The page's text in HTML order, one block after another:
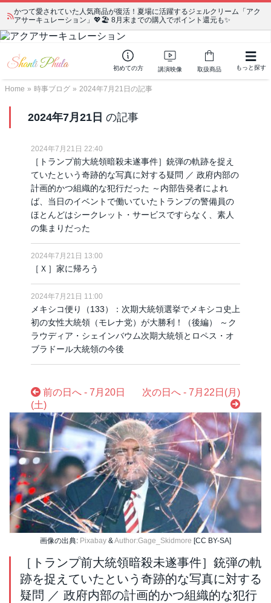
かつて愛されていた人気商品が復活！夏場に活躍するジェルクリーム「アク
アサーキュレーション」💖🏖️ 8月末までの購入でポイント還元も✨
初めての方 講演映像 取扱商品 もっと探す
Home » 時事ブログ » 2024年7月21日の記事
2024年7月21日 の記事
2024年7月21日 22:40
［トランプ前大統領暗殺未遂事件］銃弾の軌跡を捉え
ていたという奇跡的な写真に対する疑問 ／ 政府内部の
計画的かつ組織的な犯行だった ～内部告発者によれ
ば、当日のイベントで働いていたトランプの警備員の
ほとんどはシークレット・サービスですらなく、素人
の集まりだった
2024年7月21日 13:00
［Ｘ］家に帰ろう
2024年7月21日 11:00
メキシコ便り（133）：次期大統領選挙でメキシコ史上
初の女性大統領（モレナ党）が大勝利！（後編） ～ク
ラウディア・シェインバウム次期大統領とロペス・オ
ブラドール大統領の今後
前の日へ - 7月20日
(土)
次の日へ - 7月22日(月)
画像の出典: Pixabay &Author:Gage_Skidmore [CC BY-SA]
［トランプ前大統領暗殺未遂事件］銃弾の軌
跡を捉えていたという奇跡的な写真に対する
疑問 ／ 政府内部の計画的かつ組織的な犯行